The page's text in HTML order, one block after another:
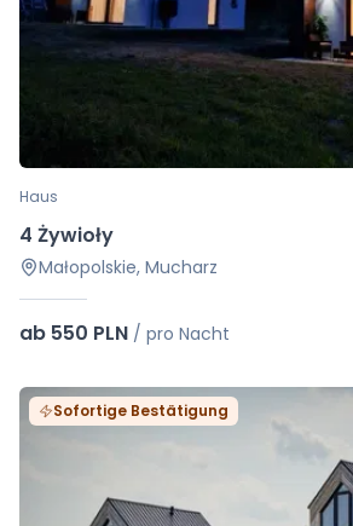
Haus
4 Żywioły
Małopolskie, Mucharz
ab 550 PLN / pro Nacht
Sofortige Bestätigung